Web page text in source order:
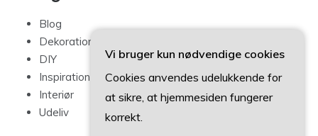
Blog
Dekoration
DIY
Inspiration
Interiør
Udeliv
Vi bruger kun nødvendige cookies
Cookies anvendes udelukkende for
at sikre, at hjemmesiden fungerer
korrekt.